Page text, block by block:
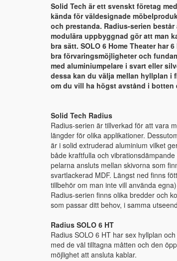
Solid Tech är ett svenskt företag
kända för väldesignade
och prestanda. Radius-serien
modulära uppbyggnad gör att man
bra sätt. SOLO 6 Home Theater har
bra förvaringsmöjligheter och
med aluminiumpelare i svart eller
dessa kan du välja mellan hyllplan i
om du vill ha högst avstånd i botten
Solid Tech Radius
Radius-serien är tillverkad för att vara
längder för olika applikationer.
är i solid extruderad aluminium vilket
både kraftfulla och
pelarna ansluts mellan skivorna som
svartlackerad MDF. Längst ned finns
tillbehör om man inte vill använda
Radius-serien finns olika bredder och
som passar ditt behov, i samma
Radius SOLO 6 HT
Radius SOLO 6 HT har sex hyllplan
med de väl tilltagna måtten och den
möjlighet att ansluta kablar.